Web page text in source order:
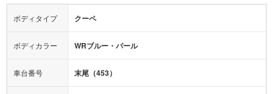
エアロパーツ
ローダウン
カーナビ：メモリーナビ他
カメラ：バック
エアバッグ：
4エアバッグ
衝撃緩和ヘッドレスト
ボディタイプ クーペ
ボディカラー WRブルー・パール
車台番号 末尾（453）